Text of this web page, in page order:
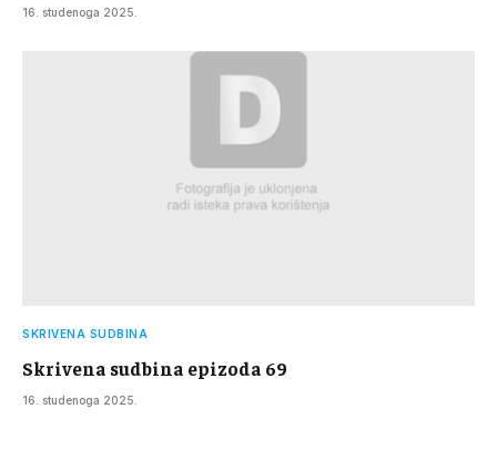
16. studenoga 2025.
SKRIVENA SUDBINA
Skrivena sudbina epizoda 69
16. studenoga 2025.